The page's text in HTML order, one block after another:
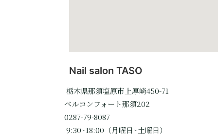
Nail salon TASO
栃木県那須塩原市上厚崎450-71
ベルコンフォート那須202
0287-79-8087
9:30~18:00（月曜日~土曜日）